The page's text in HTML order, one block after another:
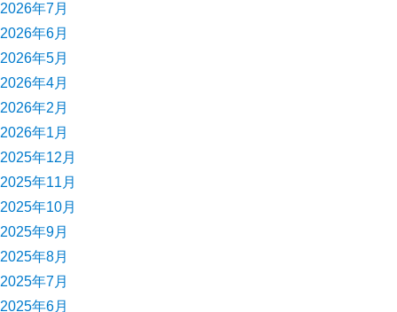
2026年7月
2026年6月
2026年5月
2026年4月
2026年2月
2026年1月
2025年12月
2025年11月
2025年10月
2025年9月
2025年8月
2025年7月
2025年6月